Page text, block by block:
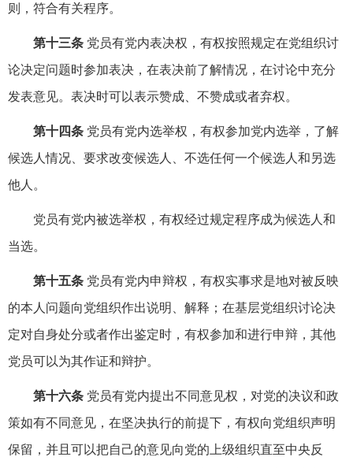
则，符合有关程序。
第十三条 党员有党内表决权，有权按照规定在党组织讨
论决定问题时参加表决，在表决前了解情况，在讨论中充分
发表意见。表决时可以表示赞成、不赞成或者弃权。
第十四条 党员有党内选举权，有权参加党内选举，了解
候选人情况、要求改变候选人、不选任何一个候选人和另选
他人。
党员有党内被选举权，有权经过规定程序成为候选人和
当选。
第十五条 党员有党内申辩权，有权实事求是地对被反映
的本人问题向党组织作出说明、解释；在基层党组织讨论决
定对自身处分或者作出鉴定时，有权参加和进行申辩，其他
党员可以为其作证和辩护。
第十六条 党员有党内提出不同意见权，对党的决议和政
策如有不同意见，在坚决执行的前提下，有权向党组织声明
保留，并且可以把自己的意见向党的上级组织直至中央反